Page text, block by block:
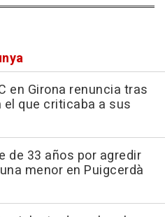
en Girona renuncia tras
que criticaba a sus
de 33 años por agredir
menor en Puigcerdà